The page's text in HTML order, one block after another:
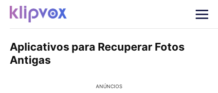
Aplicativos para Recuperar Fotos
Antigas
ANÚNCIOS